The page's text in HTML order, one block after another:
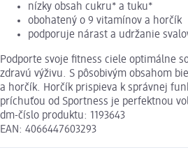
nízky obsah cukru* a tuku*
obohatený o 9 vitamínov a horčík
podporuje nárast a udržanie
Podporte svoje fitness ciele optimálne
zdravú výživu. S pôsobivým obsahom
a horčík. Horčík prispieva k správnej
príchuťou od Sportness je perfektnou
dm-číslo produktu: 1193643
EAN: 4066447603293